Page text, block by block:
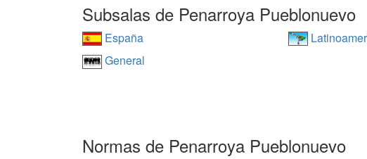
Subsalas de Penarroya Pueblonuevo
España
General
Normas de Penarroya Pueblonuevo